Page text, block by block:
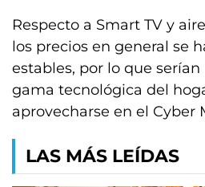
Respecto a Smart TV y
los precios en general se
estables, por lo que
gama tecnológica del
aprovecharse en el Cyber
LAS MÁS LEÍDAS